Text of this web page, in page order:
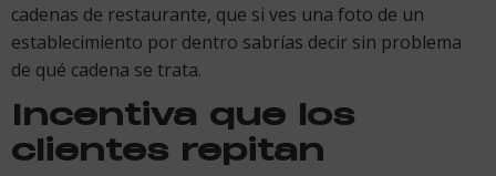
cadenas de restaurante, que si ves una foto de un
establecimiento por dentro sabrías decir sin problema
de qué cadena se trata.
Incentiva que los
clientes repitan